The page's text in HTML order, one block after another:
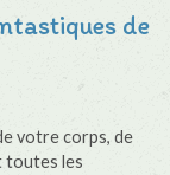
de
votre corps, de
toutes les